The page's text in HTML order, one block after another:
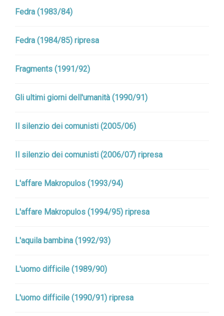
Fedra (1983/84)
Fedra (1984/85) ripresa
Fragments (1991/92)
Gli ultimi giorni dell'umanità (1990/91)
Il silenzio dei comunisti (2005/06)
Il silenzio dei comunisti (2006/07) ripresa
L'affare Makropulos (1993/94)
L'affare Makropulos (1994/95) ripresa
L'aquila bambina (1992/93)
L'uomo difficile (1989/90)
L'uomo difficile (1990/91) ripresa